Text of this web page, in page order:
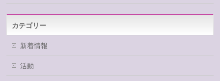
カテゴリー
新着情報
活動